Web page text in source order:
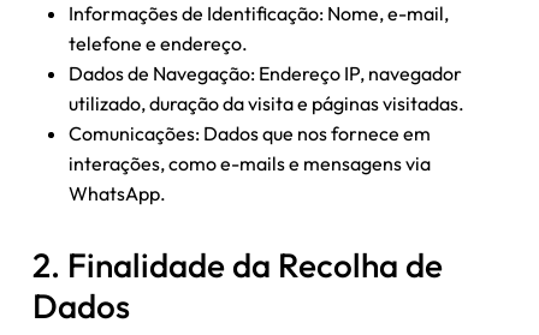
Informações de Identificação: Nome, e-mail,
telefone e endereço.
Dados de Navegação: Endereço IP, navegador
utilizado, duração da visita e páginas visitadas.
Comunicações: Dados que nos fornece em
interações, como e-mails e mensagens via
WhatsApp.
2. Finalidade da Recolha de
Dados